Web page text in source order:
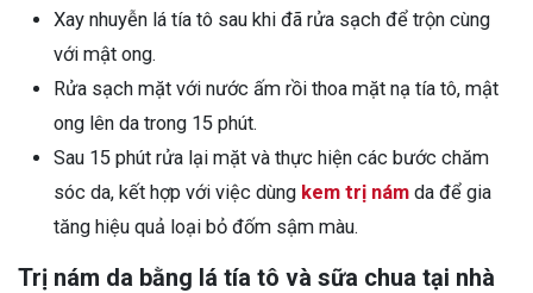
Xay nhuyễn lá tía tô sau khi đã rửa sạch để trộn cùng
với mật ong.
Rửa sạch mặt với nước ấm rồi thoa mặt nạ tía tô, mật
ong lên da trong 15 phút.
Sau 15 phút rửa lại mặt và thực hiện các bước chăm
sóc da, kết hợp với việc dùng kem trị nám da để gia
tăng hiệu quả loại bỏ đốm sậm màu.
Trị nám da bằng lá tía tô và sữa chua tại nhà